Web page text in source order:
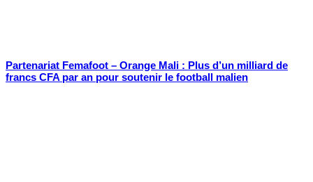
Partenariat Femafoot – Orange Mali : Plus d’un milliard de
francs CFA par an pour soutenir le football malien